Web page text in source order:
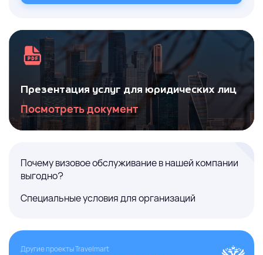
Презентация услуг для юридических лиц
Посмотреть документ
Почему визовое обслуживание в нашей компании
выгодно?
Специальные условия для организаций
Другие проекты Travelmart